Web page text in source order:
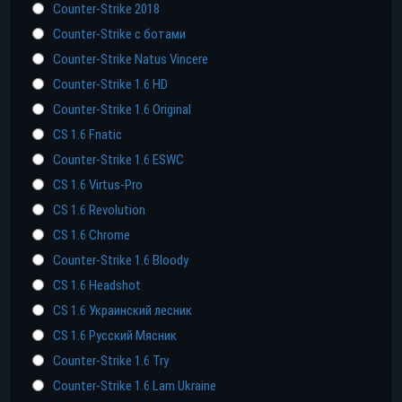
Counter-Strike 2018
Counter-Strike с ботами
Counter-Strike Natus Vincere
Counter-Strike 1.6 HD
Counter-Strike 1.6 Original
CS 1.6 Fnatic
Counter-Strike 1.6 ESWC
CS 1.6 Virtus-Pro
CS 1.6 Revolution
CS 1.6 Chrome
Counter-Strike 1.6 Bloody
CS 1.6 Headshot
CS 1.6 Украинский лесник
CS 1.6 Русский Мясник
Counter-Strike 1.6 Try
Counter-Strike 1.6 Lam Ukraine